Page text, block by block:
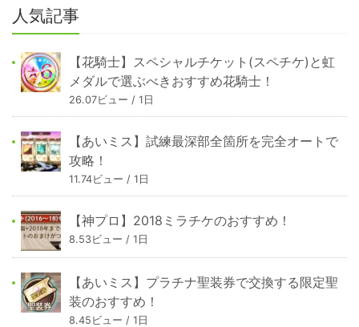
人気記事
【花騎士】スペシャルチケット(スペチケ)と虹
メダルで選ぶべきおすすめ花騎士！
26.07ビュー / 1日
【あいミス】試練最深部全箇所を完全オートで
攻略！
11.74ビュー / 1日
【神プロ】2018ミラチケのおすすめ！
8.53ビュー / 1日
【あいミス】プラチナ聖装券で交換する限定聖
装のおすすめ！
8.45ビュー / 1日